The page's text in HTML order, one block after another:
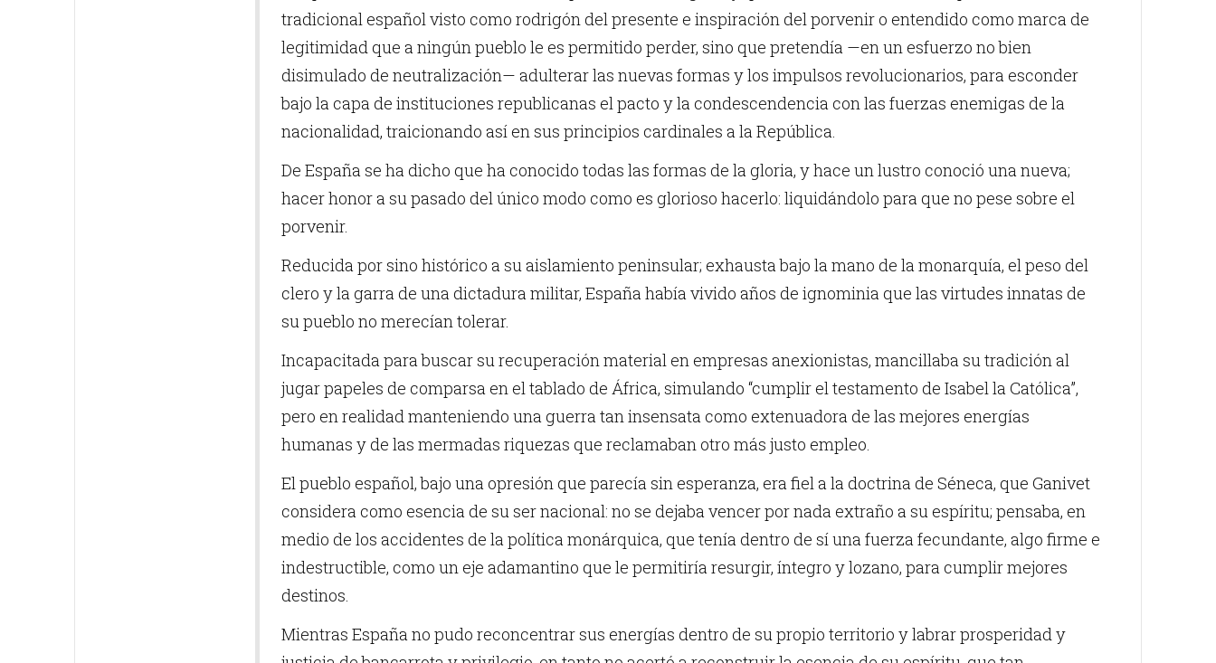
tradicional español visto como rodrigón del presente e inspiración del porvenir o entendido como marca de
legitimidad que a ningún pueblo le es permitido perder, sino que pretendía —en un esfuerzo no bien
disimulado de neutralización— adulterar las nuevas formas y los impulsos revolucionarios, para esconder
bajo la capa de instituciones republicanas el pacto y la condescendencia con las fuerzas enemigas de la
nacionalidad, traicionando así en sus principios cardinales a la República.
De España se ha dicho que ha conocido todas las formas de la gloria, y hace un lustro conoció una nueva;
hacer honor a su pasado del único modo como es glorioso hacerlo: liquidándolo para que no pese sobre el
porvenir.
Reducida por sino histórico a su aislamiento peninsular; exhausta bajo la mano de la monarquía, el peso del
clero y la garra de una dictadura militar, España había vivido años de ignominia que las virtudes innatas de
su pueblo no merecían tolerar.
Incapacitada para buscar su recuperación material en empresas anexionistas, mancillaba su tradición al
jugar papeles de comparsa en el tablado de África, simulando “cumplir el testamento de Isabel la Católica”,
pero en realidad manteniendo una guerra tan insensata como extenuadora de las mejores energías
humanas y de las mermadas riquezas que reclamaban otro más justo empleo.
El pueblo español, bajo una opresión que parecía sin esperanza, era fiel a la doctrina de Séneca, que Ganivet
considera como esencia de su ser nacional: no se dejaba vencer por nada extraño a su espíritu; pensaba, en
medio de los accidentes de la política monárquica, que tenía dentro de sí una fuerza fecundante, algo firme e
indestructible, como un eje adamantino que le permitiría resurgir, íntegro y lozano, para cumplir mejores
destinos.
Mientras España no pudo reconcentrar sus energías dentro de su propio territorio y labrar prosperidad y